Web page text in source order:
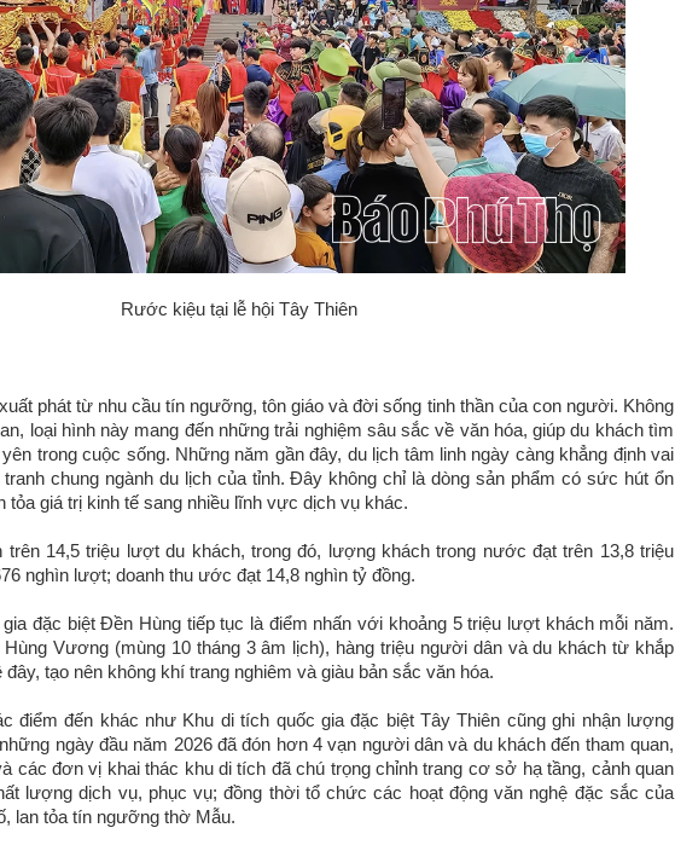
Rước kiệu tại lễ hội Tây Thiên
phát từ nhu cầu tín ngưỡng, tôn giáo và đời sống tinh thần của con người. Không
loại hình này mang đến những trải nghiệm sâu sắc về văn hóa, giúp du khách tìm
trong cuộc sống. Những năm gần đây, du lịch tâm linh ngày càng khẳng định vai
chung ngành du lịch của tỉnh. Đây không chỉ là dòng sản phẩm có sức hút ổn
tỏa giá trị kinh tế sang nhiều lĩnh vực dịch vụ khác.
trên 14,5 triệu lượt du khách, trong đó, lượng khách trong nước đạt trên 13,8 triệu
nghìn lượt; doanh thu ước đạt 14,8 nghìn tỷ đồng.
đặc biệt Đền Hùng tiếp tục là điểm nhấn với khoảng 5 triệu lượt khách mỗi năm.
Vương (mùng 10 tháng 3 âm lịch), hàng triệu người dân và du khách từ khắp
tạo nên không khí trang nghiêm và giàu bản sắc văn hóa.
điểm đến khác như Khu di tích quốc gia đặc biệt Tây Thiên cũng ghi nhận lượng
ngày đầu năm 2026 đã đón hơn 4 vạn người dân và du khách đến tham quan,
các đơn vị khai thác khu di tích đã chú trọng chỉnh trang cơ sở hạ tầng, cảnh quan
lượng dịch vụ, phục vụ; đồng thời tổ chức các hoạt động văn nghệ đặc sắc của
lan tỏa tín ngưỡng thờ Mẫu.